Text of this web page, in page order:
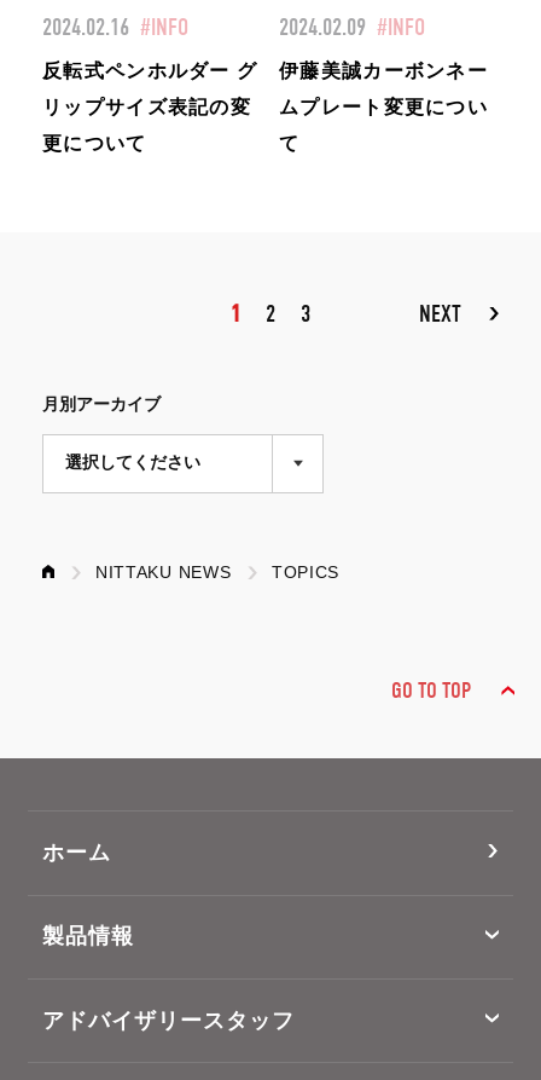
2024.02.16 #INFO
反転式ペンホルダー グ
リップサイズ表記の変
更について
2024.02.09 #INFO
伊藤美誠カーボンネー
ムプレート変更につい
て
1 2 3 NEXT
月別アーカイブ
NITTAKU NEWS TOPICS
GO TO TOP
ホーム
製品情報
アドバイザリースタッフ